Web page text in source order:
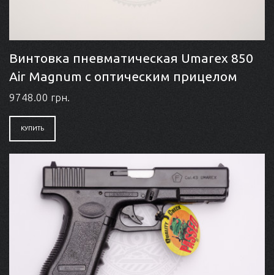
Винтовка пневматическая Umarex 850
Air Magnum с оптическим прицелом
9748.00 грн.
КУПИТЬ